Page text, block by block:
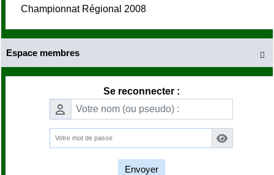
Championnat Régional 2008

Espace membres
Se reconnecter :
Envoyer